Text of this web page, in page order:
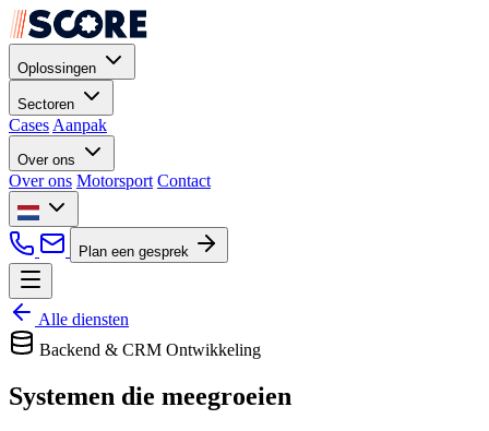
Oplossingen
Sectoren
Cases Aanpak
Over ons
Over ons Motorsport Contact
Plan een gesprek
Alle diensten
Backend & CRM Ontwikkeling
Systemen die meegroeien